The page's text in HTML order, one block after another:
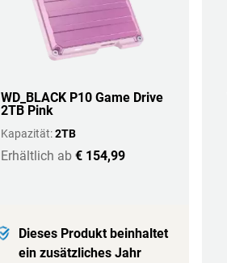
WD_BLACK P10 Game Drive
2TB Pink
Kapazität:2TB
Erhältlich ab € 154,99
Dieses Produkt beinhaltet
ein zusätzliches Jahr